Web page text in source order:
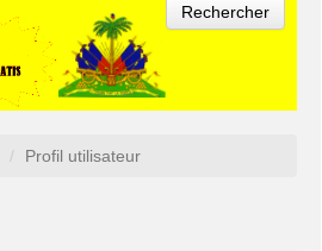
Rechercher
Profil utilisateur